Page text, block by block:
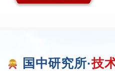
国中研究所·技